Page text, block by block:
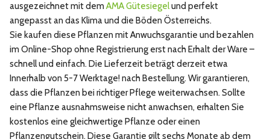
ausgezeichnet mit dem AMA Gütesiegelund perfekt
angepasst an das Klima und die Böden Österreichs.
Sie kaufen diese Pflanzen mit Anwuchsgarantie und bezahlen
im Online-Shop ohne Registrierung erst nach Erhalt der Ware –
schnell und einfach. Die Lieferzeit beträgt derzeit etwa
Innerhalb von 5-7 Werktage! nach Bestellung. Wir garantieren,
dass die Pflanzen bei richtiger Pflege weiterwachsen. Sollte
eine Pflanze ausnahmsweise nicht anwachsen, erhalten Sie
kostenlos eine gleichwertige Pflanze oder einen
Pflanzengutschein. Diese Garantie gilt sechs Monate ab dem